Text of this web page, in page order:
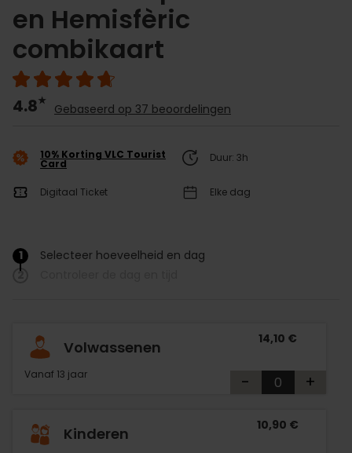
en Hemisfèric
combikaart
4.8 Gebaseerd op 37 beoordelingen
10% Korting VLC Tourist
Card Duur: 3h
Digitaal Ticket Elke dag
1 Selecteer hoeveelheid en dag
/
2
Volwassenen
Vanaf 13 jaar
14,10 €
- +
Kinderen 10,90 €